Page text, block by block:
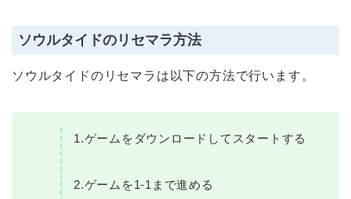
ソウルタイドのリセマラ方法
ソウルタイドのリセマラは以下の方法で行います。
1.ゲームをダウンロードしてスタートする
2.ゲームを1-1まで進める